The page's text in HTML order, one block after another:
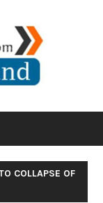
COLLAPSE OF